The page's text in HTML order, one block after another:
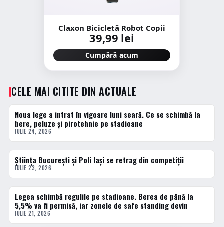
Claxon Bicicletă Robot Copii
39,99 lei
Cumpără acum
CELE MAI CITITE DIN ACTUALE
1 · TOP
Noua lege a intrat în vigoare luni seară. Ce se schimbă la
bere, peluze și pirotehnie pe stadioane
IULIE 24, 2026
2 · TOP
Știința București și Poli Iași se retrag din competiții
IULIE 23, 2026
3 · TOP
Legea schimbă regulile pe stadioane. Berea de până la
5,5% va fi permisă, iar zonele de safe standing devin
IULIE 21, 2026